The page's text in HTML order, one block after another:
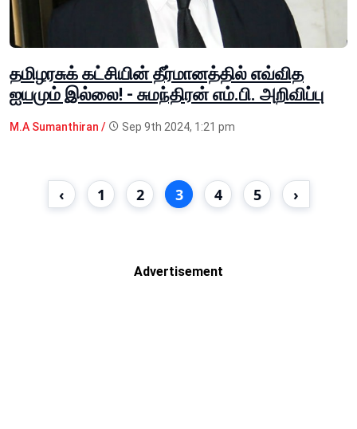
தமிழரசுக் கட்சியின் தீர்மானத்தில் எவ்வித
ஐயமும் இல்லை! - சுமந்திரன் எம்.பி. அறிவிப்பு
M.A Sumanthiran / Sep 9th 2024, 1:21 pm
‹ 1 2 3 4 5 ›
Advertisement